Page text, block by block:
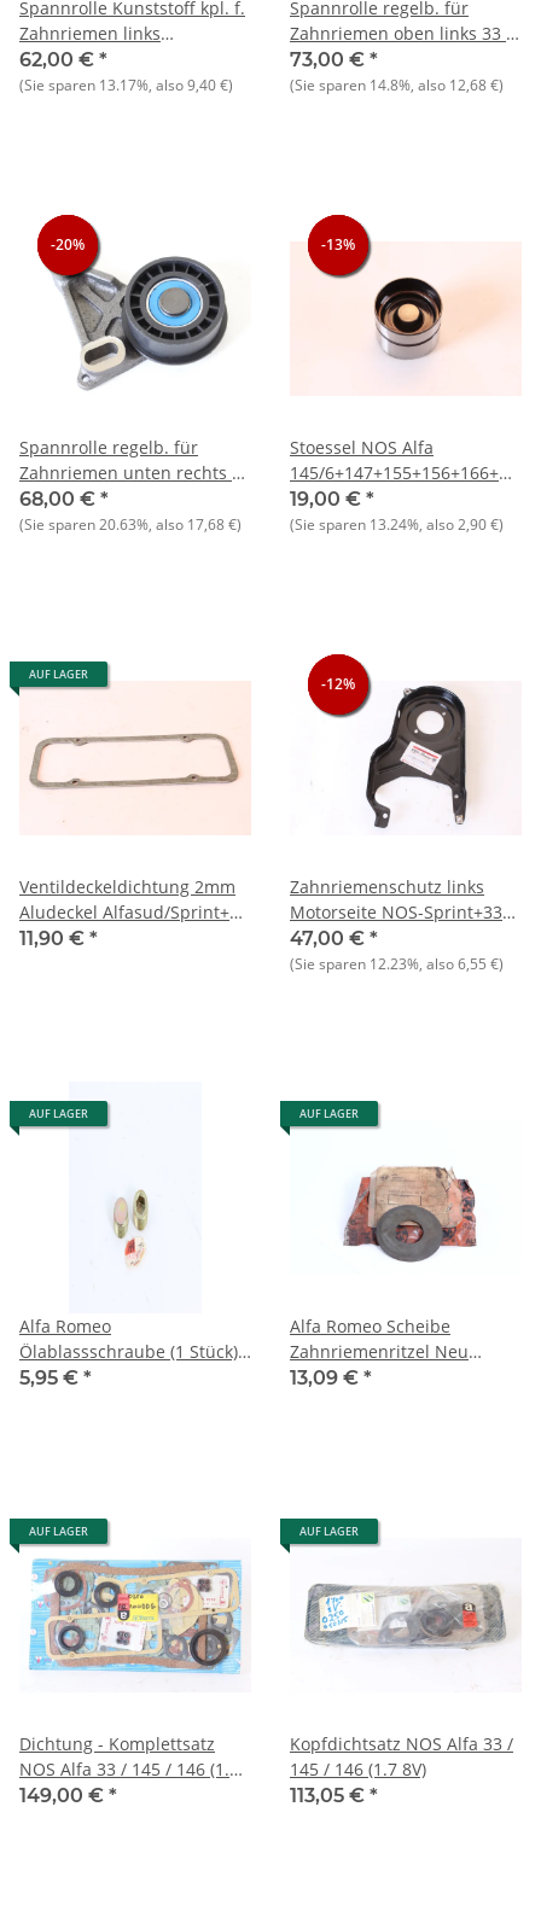
Spannrolle Kunststoff kpl. f.
Zahnriemen links
AS/Sprint+33+145/6+Arna
62,00 € *
(Sie sparen 13.17%, also9,40 €)
Spannrolle regelb. für
Zahnriemen oben links 33 +
145/6 1.7 IE 16V NOS-Orig.
73,00 € *
(Sie sparen 14.8%, also 12,68 €)
-20%
-20%
-20%
Spannrolle regelb. für
Zahnriemen unten rechts 33
+ 145/6 1.7 IE 16V NOS-Orig.
68,00 € *
(Sie sparen20.63%, also 17,68 €)
-13%
-13%
-13%
Stoessel NOS Alfa
145/6+147+155+156+166+GT/
(916)
19,00 € *
(Sie sparen 13.24%, also2,90 €)
AUF LAGER
Ventildeckeldichtung 2mm
Aludeckel Alfasud/Sprint+33
(905/7)+145/6 NOS
11,90 € *
-12%
-12%
-12%
Zahnriemenschutz links
Motorseite NOS-Sprint+33
(905) 1.7+(907)+145/6
47,00 € *
(Sie sparen 12.23%, also6,55 €)
AUF LAGER
Alfa Romeo
Ölablassschraube (1 Stück)
A 164 A155 A 146 M22x1,5
5,95 € *
AUF LAGER
Alfa Romeo Scheibe
Zahnriemenritzel Neu
Orginal Alfa 33
13,09 € *
AUF LAGER
Dichtung - Komplettsatz
NOS Alfa 33 / 145 / 146 (1.7
8V)
149,00 € *
AUF LAGER
Kopfdichtsatz NOS Alfa 33 /
145 / 146 (1.7 8V)
113,05 € *